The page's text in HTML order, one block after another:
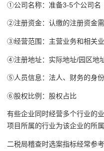
①公司名称：准备3-5个公司名
②注册资金：认缴的注册资金
③经营范围：主营业务和相关
④注册地址：实际地址/园区地
⑤人员信息：法人、财务的身
⑥股权比例：股权占比
有些企业同时经营多个行业的
项目所属的行业为该企业的所属
二税局稽查时选案指标经常参